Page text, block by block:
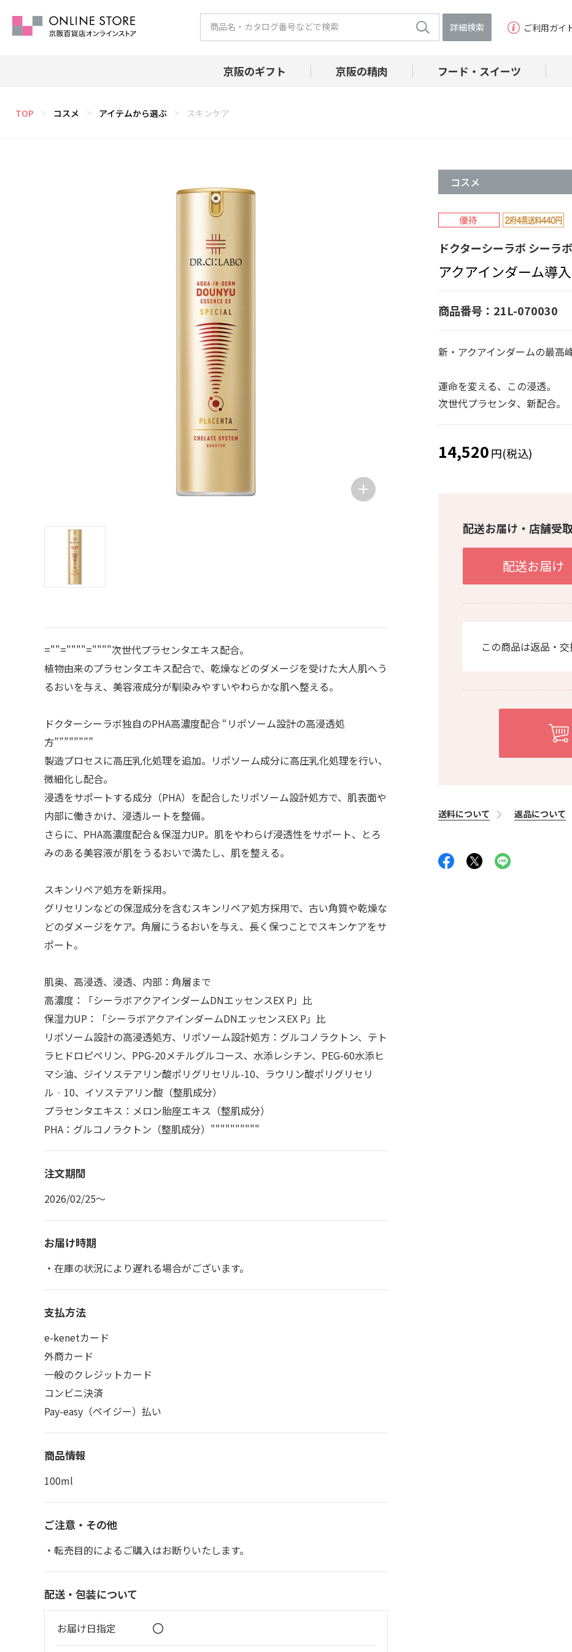
詳細検索 ご利用ガイ
京阪のギフト 京阪の精肉 フード・スイーツ
TOP ＞ コスメ ＞ アイテムから選ぶ ＞ スキンケア
=""=""""=""""次世代プラセンタエキス配合。
植物由来のプラセンタエキス配合で、乾燥などのダメージを受けた大人肌へう
るおいを与え、美容液成分が馴染みやすいやわらかな肌へ整える。
ドクターシーラボ独自のPHA高濃度配合 “リポソーム設計の高浸透処
方””””””””
製造プロセスに高圧乳化処理を追加。リポソーム成分に高圧乳化処理を行い、
微細化し配合。
浸透をサポートする成分（PHA）を配合したリポソーム設計処方で、肌表面や
内部に働きかけ、浸透ルートを整備。
さらに、PHA高濃度配合＆保湿力UP。肌をやわらげ浸透性をサポート、とろ
みのある美容液が肌をうるおいで満たし、肌を整える。
スキンリペア処方を新採用。
グリセリンなどの保湿成分を含むスキンリペア処方採用で、古い角質や乾燥な
どのダメージをケア。角層にうるおいを与え、長く保つことでスキンケアをサ
ポート。
肌奥、高浸透、浸透、内部：角層まで
高濃度：「シーラボアクアインダームDNエッセンスEX P」比
保湿力UP：「シーラボアクアインダームDNエッセンスEX P」比
リポソーム設計の高浸透処方、リポソーム設計処方：グルコノラクトン、テト
ラヒドロピペリン、PPG-20メチルグルコース、水添レシチン、PEG-60水添ヒ
マシ油、ジイソステアリン酸ポリグリセリル-10、ラウリン酸ポリグリセリ
ル‐10、イソステアリン酸（整肌成分）
プラセンタエキス：メロン胎座エキス（整肌成分）
PHA：グルコノラクトン（整肌成分）""""""""""
注文期間
2026/02/25～
お届け時期
・在庫の状況により遅れる場合がございます。
支払方法
e-kenetカード
外商カード
一般のクレジットカード
コンビニ決済
Pay-easy（ペイジー）払い
商品情報
100ml
ご注意・その他
・転売目的によるご購入はお断りいたします。
配送・包装について
お届け日指定 〇
コスメ
ドクターシーラボ シーラ
アクアインダーム導
商品番号：21L-070030
新・アクアインダームの最高
運命を変える、この浸透。
次世代プラセンタ、新配合。
14,520円(税込)
配送お届け・店舗受
配送お届け
この商品は返品・
送料について 返品について